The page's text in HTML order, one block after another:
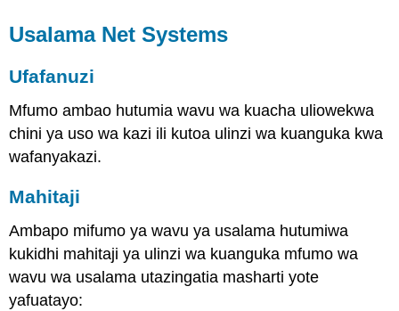
Usalama Net Systems
Ufafanuzi
Mfumo ambao hutumia wavu wa kuacha uliowekwa
chini ya uso wa kazi ili kutoa ulinzi wa kuanguka kwa
wafanyakazi.
Mahitaji
Ambapo mifumo ya wavu ya usalama hutumiwa
kukidhi mahitaji ya ulinzi wa kuanguka mfumo wa
wavu wa usalama utazingatia masharti yote
yafuatayo: